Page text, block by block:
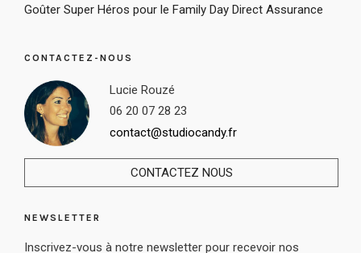
Goûter Super Héros pour le Family Day Direct Assurance
CONTACTEZ-NOUS
Lucie Rouzé
06 20 07 28 23
contact@studiocandy.fr
CONTACTEZ NOUS
NEWSLETTER
Inscrivez-vous à notre newsletter pour recevoir nos